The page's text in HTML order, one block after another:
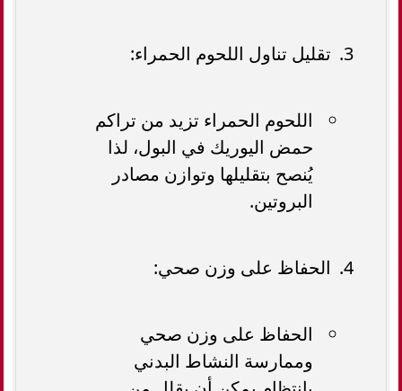
تقليل تناول اللحوم الحمراء:
اللحوم الحمراء تزيد من تراكم
حمض اليوريك في البول، لذا
يُنصح بتقليلها وتوازن مصادر
البروتين.
الحفاظ على وزن صحي:
الحفاظ على وزن صحي
وممارسة النشاط البدني